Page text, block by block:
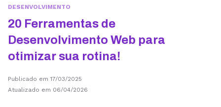
DESENVOLVIMENTO
20 Ferramentas de
Desenvolvimento Web para
otimizar sua rotina!
Publicado em 17/03/2025
Atualizado em 06/04/2026